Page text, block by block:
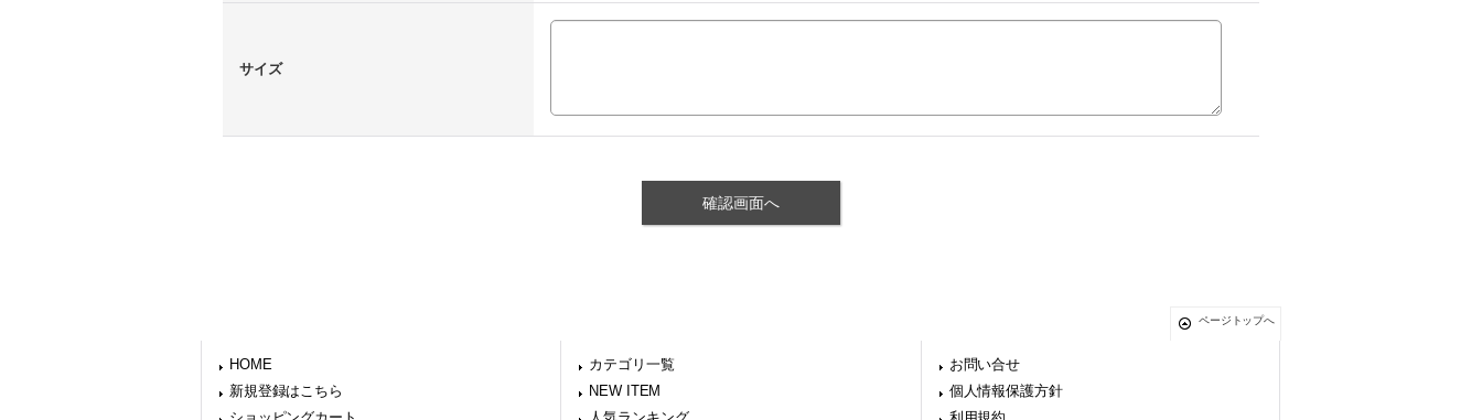
サイズ
ページトップへ
HOME
新規登録はこちら
カテゴリ一覧
NEW ITEM
お問い合せ
個人情報保護方針